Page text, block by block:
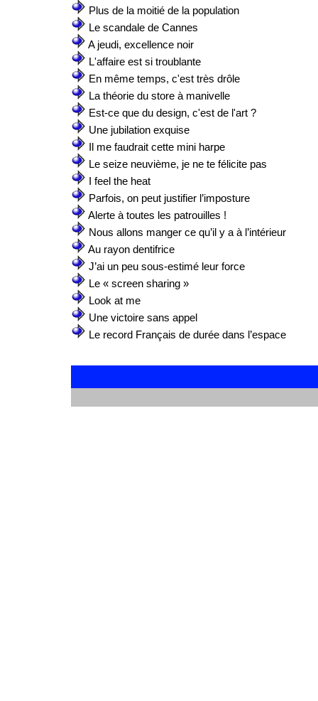
Plus de la moitié de la population
Le scandale de Cannes
A jeudi, excellence noir
L'affaire est si troublante
En même temps, c'est très drôle
La théorie du store à manivelle
Est-ce que du design, c'est de l'art ?
Une jubilation exquise
Il me faudrait cette mini harpe
Le seize neuvième, je ne te félicite pas
I feel the heat
Parfois, on peut justifier l’imposture
Alerte à toutes les patrouilles !
Nous allons manger ce qu’il y a à l’intérieur
Au rayon dentifrice
J’ai un peu sous-estimé leur force
Le « screen sharing »
Look at me
Une victoire sans appel
Le record Français de durée dans l’espace